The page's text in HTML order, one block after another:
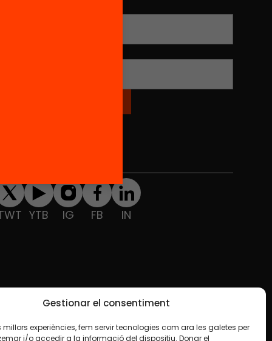
Gestionar el consentiment
millors experiències, fem servir tecnologies com ara les galetes per
i/o accedir a la informació del dispositiu. Donar el
YTB IG FB IN